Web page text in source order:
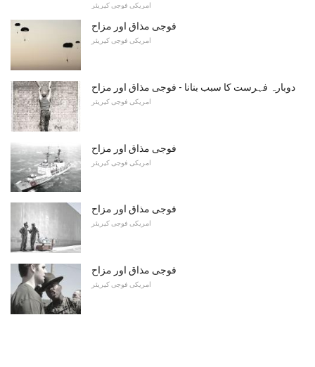
امریکی فوجی کیریئر
فوجی مذاق اور مزاح
امریکی فوجی کیریئر
دوبارہ فہرست کا سبب بنانا - فوجی مذاق اور مزاح
امریکی فوجی کیریئر
فوجی مذاق اور مزاح
امریکی فوجی کیریئر
فوجی مذاق اور مزاح
امریکی فوجی کیریئر
فوجی مذاق اور مزاح
امریکی فوجی کیریئر